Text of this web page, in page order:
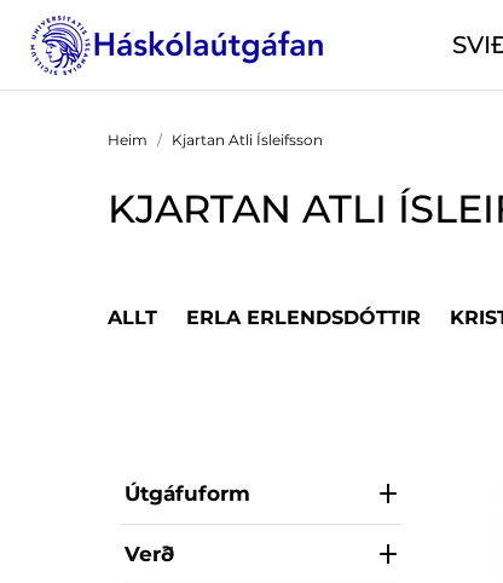
Heim Kjartan Atli Ísleifsson
KJARTAN ATLI
ALLT ERLA ERLENDSDÓTTIR
Útgáfuform
Verð